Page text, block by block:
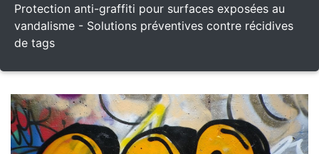
Protection anti-graffiti pour surfaces exposées au
vandalisme - Solutions préventives contre récidives
de tags